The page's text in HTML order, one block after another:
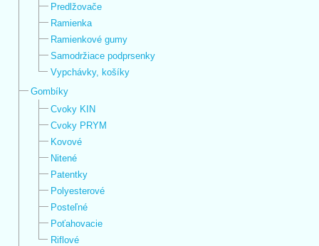
Predlžovače
Ramienka
Ramienkové gumy
Samodržiace podprsenky
Vypchávky, košíky
Gombíky
Cvoky KIN
Cvoky PRYM
Kovové
Nitené
Patentky
Polyesterové
Posteľné
Poťahovacie
Riflové